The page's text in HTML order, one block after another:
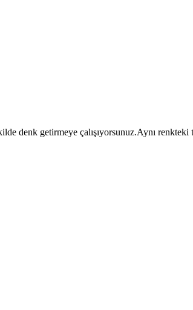
denk getirmeye çalışıyorsunuz.Aynı renkteki